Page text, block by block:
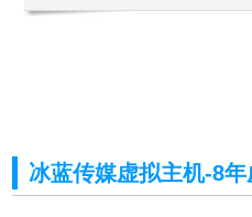
冰蓝传媒虚拟主机-8